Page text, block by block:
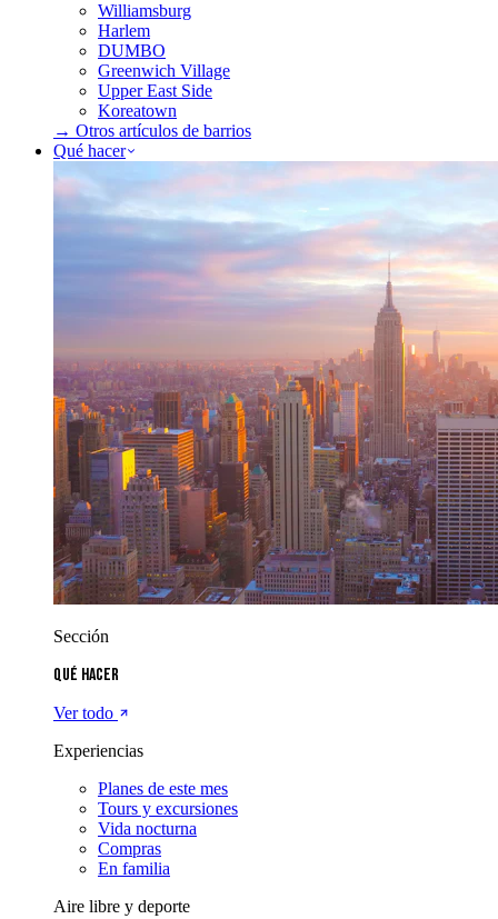
Williamsburg
Harlem
DUMBO
Greenwich Village
Upper East Side
Koreatown
→ Otros artículos de barrios
Qué hacer
Sección
Qué hacer
Ver todo
Experiencias
Planes de este mes
Tours y excursiones
Vida nocturna
Compras
En familia
Aire libre y deporte